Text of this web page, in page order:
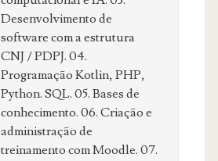
Desenvolvimento de
software com a estrutura
CNJ / PDPJ. 04.
Programação Kotlin, PHP,
Python. SQL. 05. Bases de
conhecimento. 06. Criação e
administração de
treinamento com Moodle. 07.